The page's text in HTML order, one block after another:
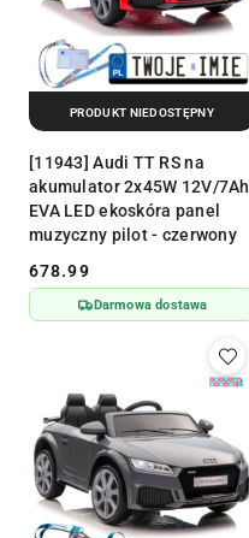
[11943] Audi TT RS na
akumulator 2x45W 12V/7Ah
EVA LED ekoskóra panel
muzyczny pilot - czerwony
Cena:
678.99
Darmowa dostawa
PRODUKT NIEDOSTĘPNY